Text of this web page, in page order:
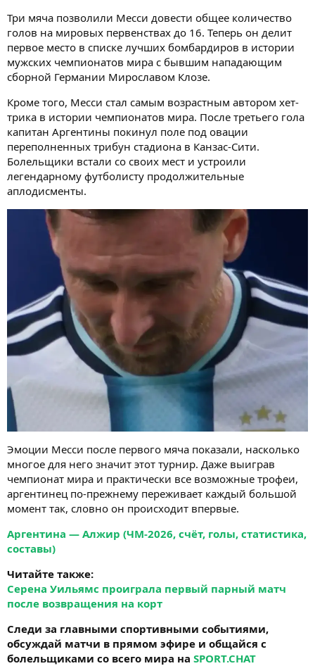
Три мяча позволили Месси довести общее количество
голов на мировых первенствах до 16. Теперь он делит
первое место в списке лучших бомбардиров в истории
мужских чемпионатов мира с бывшим нападающим
сборной Германии Мирославом Клозе.
Кроме того, Месси стал самым возрастным автором хет-
трика в истории чемпионатов мира. После третьего гола
капитан Аргентины покинул поле под овации
переполненных трибун стадиона в Канзас-Сити.
Болельщики встали со своих мест и устроили
легендарному футболисту продолжительные
аплодисменты.
Эмоции Месси после первого мяча показали, насколько
многое для него значит этот турнир. Даже выиграв
чемпионат мира и практически все возможные трофеи,
аргентинец по-прежнему переживает каждый большой
момент так, словно он происходит впервые.
Аргентина — Алжир (ЧМ-2026, счёт, голы, статистика,
составы)
Читайте также:
Серена Уильямс проиграла первый парный матч
после возвращения на корт
Следи за главными спортивными событиями,
обсуждай матчи в прямом эфире и общайся с
болельщиками со всего мира на SPORT.CHAT